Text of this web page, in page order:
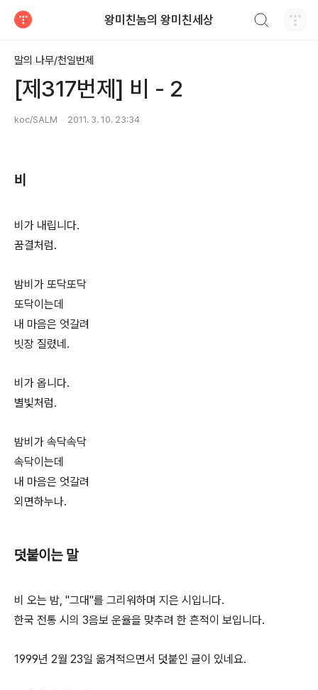
왕미친놈의 왕미친세상
말의 나무/천일번제
[제317번제] 비 - 2
koc/SALM 2011. 3. 10. 23:34
비
비가 내립니다.
꿈결처럼.
밤비가 또닥또닥
또닥이는데
내 마음은 엇갈려
빗장 질렸네.
비가 옵니다.
별빛처럼.
밤비가 속닥속닥
속닥이는데
내 마음은 엇갈려
외면하누나.
덧붙이는 말
비 오는 밤, "그대"를 그리워하며 지은 시입니다.
한국 전통 시의 3음보 운율을 맞추려 한 흔적이 보입니다.
1999년 2월 23일 옮겨적으면서 덧붙인 글이 있네요.